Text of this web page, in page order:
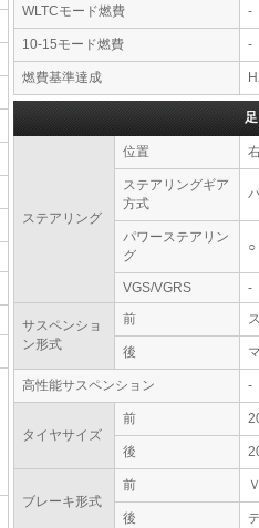
WLTCモード燃費 -
10-15モード燃費 -
燃費基準達成
ステアリング
位置
ステアリングギア
方式
パワーステアリン
グ
○
VGS/VGRS -
サスペンショ
ン形式
前
後
高性能サスペンション -
タイヤサイズ
前
後
ブレーキ形式
前
後